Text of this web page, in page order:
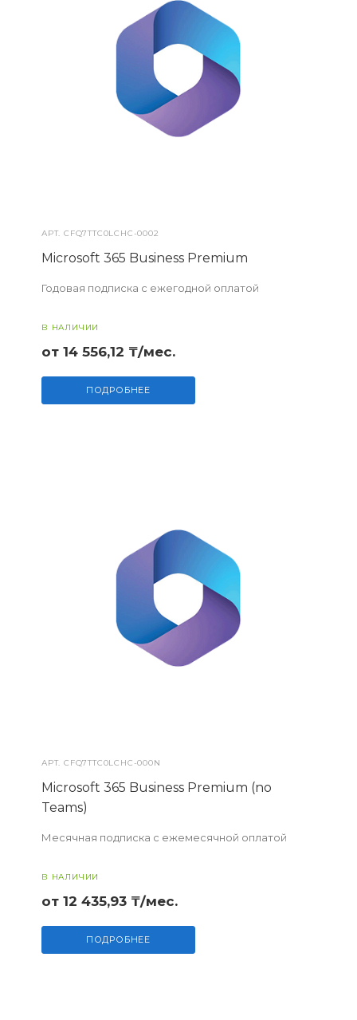
АРТ.CFQ7TTC0LCHC-0002
Microsoft 365 Business Premium
Годовая подписка с ежегодной оплатой
В НАЛИЧИИ
от 14 556,12 ₸/мес.
ПОДРОБНЕЕ
АРТ.CFQ7TTC0LCHC-000N
Microsoft 365 Business Premium (no
Teams)
Месячная подписка с ежемесячной оплатой
В НАЛИЧИИ
от 12 435,93 ₸/мес.
ПОДРОБНЕЕ